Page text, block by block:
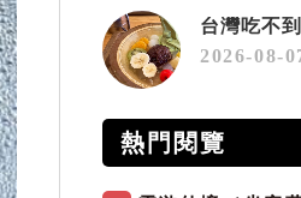
2026-08-
熱門閱覽